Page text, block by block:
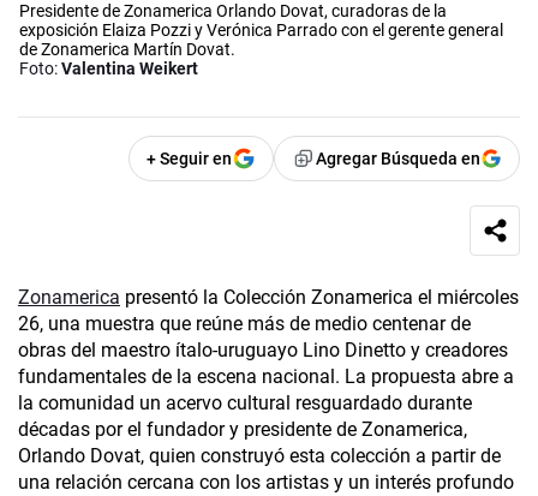
Presidente de Zonamerica Orlando Dovat, curadoras de la
exposición Elaiza Pozzi y Verónica Parrado con el gerente general
de Zonamerica Martín Dovat.
Foto:Valentina Weikert
+ Seguir en Agregar Búsqueda en
Zonamerica presentó la Colección Zonamerica­ el miércoles
26, una muestra que reúne más de medio centenar de
obras del maestro ítalo-uruguayo Lino Dinetto y creadores
fundamentales de la escena nacional. La propuesta abre a
la comunidad un acervo cultural resguardado durante
décadas por el fundador y presidente de Zonamerica,
Orlando Dovat, quien construyó esta colección a partir de
una relación cercana con los artistas y un interés profundo